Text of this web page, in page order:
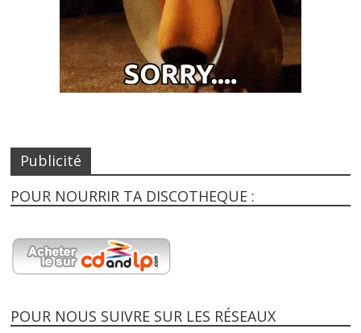
Publicité
POUR NOURRIR TA DISCOTHEQUE :
POUR NOUS SUIVRE SUR LES RÉSEAUX